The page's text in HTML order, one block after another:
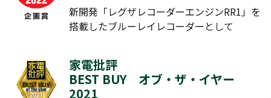
新開発「レグザレコーダーエンジンRR1」を
搭載したブルーレイレコーダーとして
家電批評
BEST BUY オブ・ザ・イヤー
2021